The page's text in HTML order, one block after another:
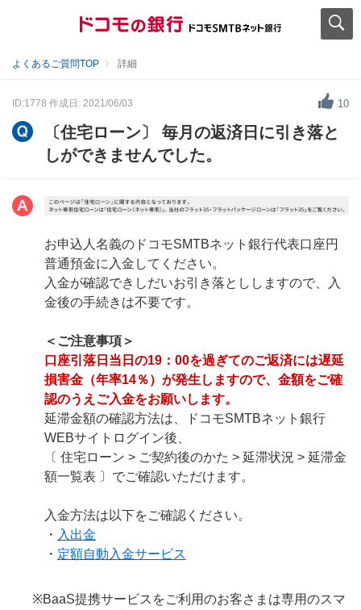
よくあるご質問TOP 詳細
ID:1778 作成日: 2021/06/03 10
〔住宅ローン〕 毎月の返済日に引き落と
しができませんでした。
お申込人名義のドコモSMTBネット銀行代表口座円
普通預金に入金してください。
入金が確認できしだいお引き落とししますので、入
金後の手続きは不要です。
＜ご注意事項＞
口座引落日当日の19：00を過ぎてのご返済には遅延
損害金（年率14％）が発生しますので、金額をご確
認のうえご入金をお願いします。
延滞金額の確認方法は、ドコモSMTBネット銀行
WEBサイトログイン後、
〔 住宅ローン > ご契約後のかた > 延滞状況 > 延滞金
額一覧表 〕でご確認いただけます。
入金方法は以下をご確認ください。
・ 入出金
・ 定額自動入金サービス
※BaaS提携サービスをご利用のお客さまは専用のスマ